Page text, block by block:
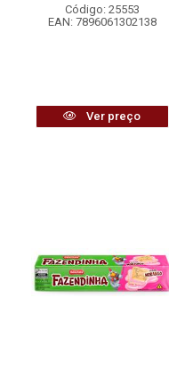
Código: 25553
EAN: 7896061302138
Ver preço